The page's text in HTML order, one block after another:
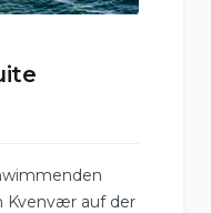
Kvenvær auf der